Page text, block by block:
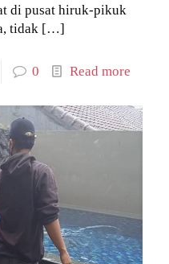
di pusat hiruk-pikuk
tidak […]
0 Read more